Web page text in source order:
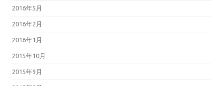
2016年5月
2016年2月
2016年1月
2015年10月
2015年9月